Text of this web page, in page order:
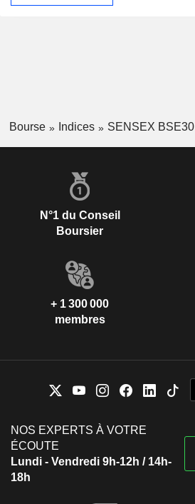
Bourse Indices SENSEX BSE30
N°1 du Conseil
Boursier
+ 1 300 000
membres
NOS EXPERTS À VOTRE
ÉCOUTE
Lundi - Vendredi 9h-12h / 14h-
18h